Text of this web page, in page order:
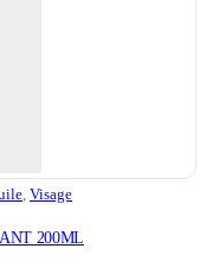
, Visage
200ML